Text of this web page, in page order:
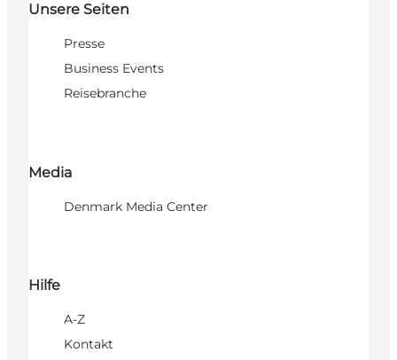
Unsere Seiten
Presse
Business Events
Reisebranche
Media
Denmark Media Center
Hilfe
A-Z
Kontakt